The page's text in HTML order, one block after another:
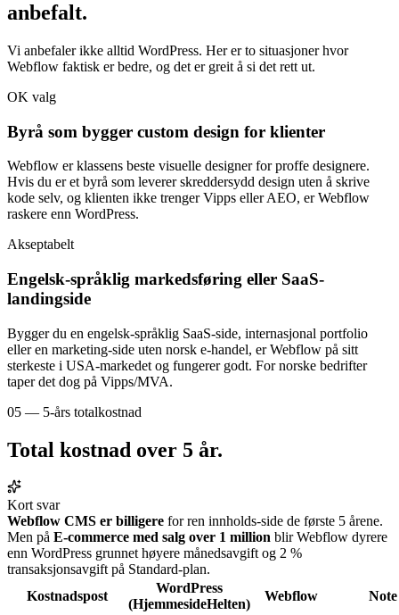
anbefalt.
Vi anbefaler ikke alltid WordPress. Her er to situasjoner hvor
Webflow faktisk er bedre, og det er greit å si det rett ut.
OK valg
Byrå som bygger custom design for klienter
Webflow er klassens beste visuelle designer for proffe designere.
Hvis du er et byrå som leverer skreddersydd design uten å skrive
kode selv, og klienten ikke trenger Vipps eller AEO, er Webflow
raskere enn WordPress.
Akseptabelt
Engelsk-språklig markedsføring eller SaaS-
landingside
Bygger du en engelsk-språklig SaaS-side, internasjonal portfolio
eller en marketing-side uten norsk e-handel, er Webflow på sitt
sterkeste i USA-markedet og fungerer godt. For norske bedrifter
taper det dog på Vipps/MVA.
05 — 5-års totalkostnad
Total kostnad over 5 år.
Kort svar
Webflow CMS er billigere for ren innholds-side de første 5 årene.
Men på E-commerce med salg over 1 million blir Webflow dyrere
enn WordPress grunnet høyere månedsavgift og 2 %
transaksjonsavgift på Standard-plan.
Kostnadspost
WordPress
(HjemmesideHelten)
Webflow Note